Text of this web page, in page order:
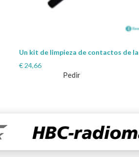
Un kit de limpieza de contactos de
€ 24,66
Pedir